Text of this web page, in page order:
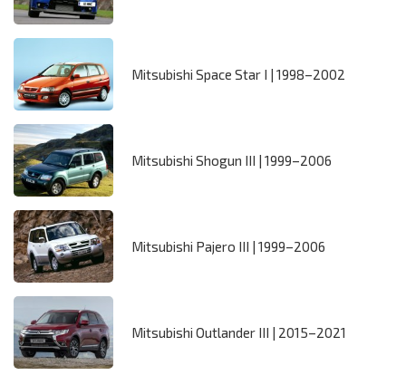
Mitsubishi Space Star I | 1998–2002
Mitsubishi Shogun III | 1999–2006
Mitsubishi Pajero III | 1999–2006
Mitsubishi Outlander III | 2015–2021